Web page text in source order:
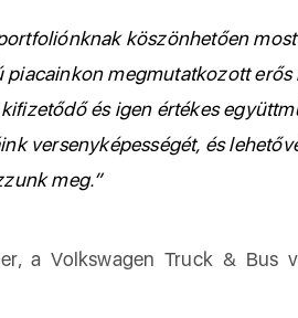
köszönhetően
piacainkon megmutatkozott
és igen értékes
versenyképességét, és
meg.”
a Volkswagen Truck & Bus